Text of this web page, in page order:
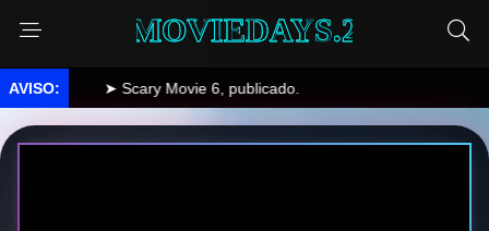
MOVIEDAYS.2
➤ Scary Movie 6, publicado.